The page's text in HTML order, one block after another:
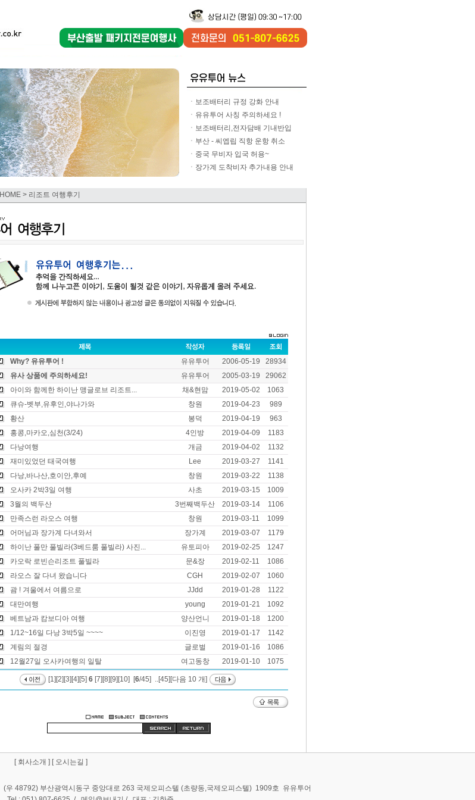
ㆍ보조배터리 규정 강화 안내
ㆍ유유투어 사칭 주의하세요 !
ㆍ보조배터리,전자담배 기내반입
ㆍ부산 - 씨엡립 직항 운항 취소
ㆍ중국 무비자 입국 허용~
ㆍ장가계 도착비자 추가내용 안내
HOME > 리조트 여행후기
Why? 유유투어 ! 유유투어 2006-05-19
28934
유사 상품에 주의하세요!
유유투어 2005-03-19
29062
아이와 함께한 하이난 맹글로브 리조트... 채&현맘 2019-05-02
1063
큐슈-벳부,유후인,야나가와 창원 2019-04-23
989
황산 봉덕 2019-04-19
963
홍콩,마카오,심천(3/24) 4인방 2019-04-09
1183
다낭여행 개금 2019-04-02
1132
재미있었던 태국여행 Lee 2019-03-27
1141
다낭,바나산,호이안,후예 창원 2019-03-22
1138
오사카 2박3일 여행 사초 2019-03-15
1009
3월의 백두산 3번째백두산 2019-03-14
1106
만족스런 라오스 여행 창원 2019-03-11
1099
어머님과 장가계 다녀와서 장가계 2019-03-07
1179
하이난 풀만 풀빌라(3베드룸 풀빌라) 사진... 유토피아 2019-02-25
1247
카오락 로빈슨리조트 풀빌라 문&장 2019-02-11
1086
라오스 잘 다녀 왔습니다 CGH 2019-02-07
1060
괌 ! 겨울에서 여름으로 JJdd 2019-01-28
1122
대만여행 young 2019-01-21
1092
베트남과 캄보디아 여행 양산언니 2019-01-18
1200
1/12~16일 다낭 3박5일 ~~~~ 이진영 2019-01-17
1142
계림의 절경 글로벌 2019-01-16
1086
12월27일 오사카여행의 일탈 여고동창 2019-01-10 1075
[1] [2] [3] [4] [5] 6 [7] [8] [9] [10] [6/45] ..[45] [다음 10 개]
[ 회사소개 ] [ 오시는길 ]
(우 48792) 부산광역시동구 중앙대로 263 국제오피스텔 (초량동,국제오피스텔) 1909호 유유투어